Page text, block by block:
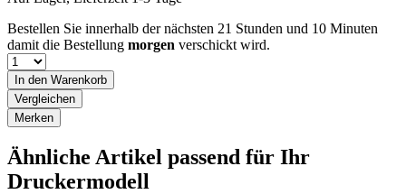
Bestellen Sie innerhalb der nächsten 21 Stunden und 10 Minuten
damit die Bestellung morgen verschickt wird.
In den Warenkorb
Vergleichen
Merken
Ähnliche Artikel passend für Ihr
Druckermodell